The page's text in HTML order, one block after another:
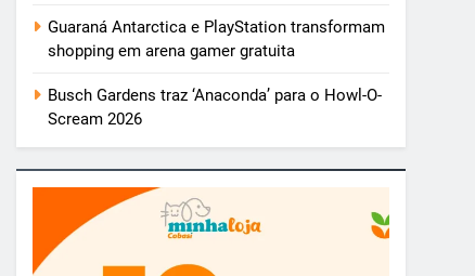
Guaraná Antarctica e PlayStation transformam
shopping em arena gamer gratuita
Busch Gardens traz ‘Anaconda’ para o Howl-O-
Scream 2026